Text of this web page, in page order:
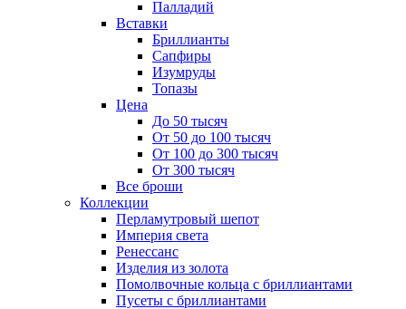
Палладий
Вставки
Бриллианты
Сапфиры
Изумруды
Топазы
Цена
До 50 тысяч
От 50 до 100 тысяч
От 100 до 300 тысяч
От 300 тысяч
Все броши
Коллекции
Перламутровый шепот
Империя света
Ренессанс
Изделия из золота
Помолвочные кольца с бриллиантами
Пусеты с бриллиантами